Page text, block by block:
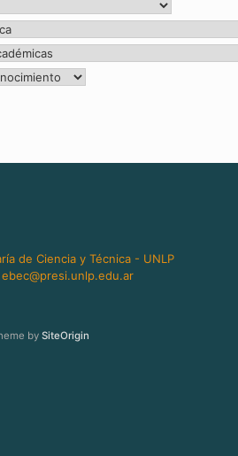
de Ciencia y Técnica - UNLP
ebec@presi.unlp.edu.ar
by SiteOrigin